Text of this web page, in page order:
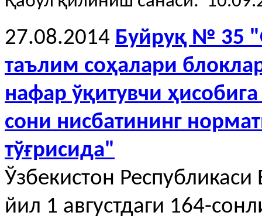
27.08.2014 Буйруқ № 35
таълим соҳалари
нафар ўқитувчи
сони нисбатининг
тўғрисида"
Ўзбекистон
йил 1 августдаги 164-